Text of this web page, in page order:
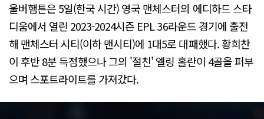
울버햄튼은 5일(한국 시간) 영국 맨체스터의 에디하드 스타
디움에서 열린 2023-2024시즌 EPL 36라운드 경기에 출전
해 맨체스터 시티(이하 맨시티)에 1대5로 대패했다. 황희찬
이 후반 8분 득점했으나 그의 '절친' 엘링 홀란이 4골을 퍼부
으며 스포트라이트를 가져갔다.